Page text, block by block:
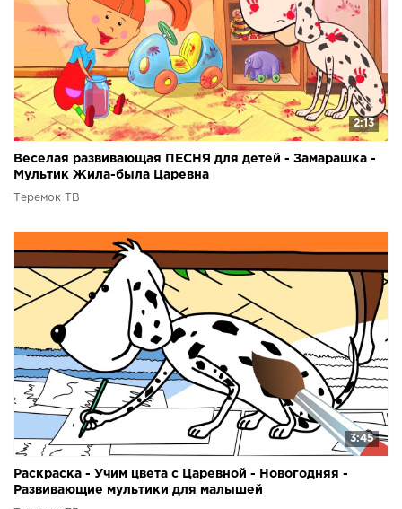
2:13
Веселая развивающая ПЕСНЯ для детей - Замарашка -
Мультик Жила-была Царевна
Теремок ТВ
3:45
Раскраска - Учим цвета с Царевной - Новогодняя -
Развивающие мультики для малышей